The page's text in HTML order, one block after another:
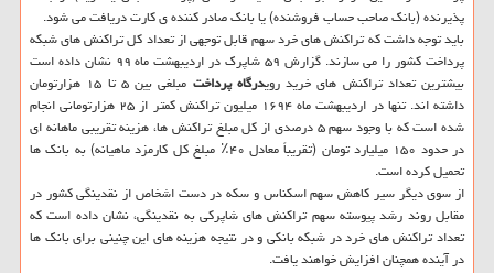
پذیرنده (بانک صاحب حساب فروشنده) یا بانک صادر کننده ی کارت دریافت می شود.
باید توجه داشت که تراکنش های خرد سهم قابل توجهی از تعداد کل تراکنش های شبکه
پرداخت کشور را می سازند. گزارش ۵۹ شاپرک در اردیبهشت ماه ۹۹ نشان داده است
بیشترین تعداد تراکنش های خرید رویدرگاه پرداخت
مبلغی بین ۵ تا ۱۵ هزارتومان
داشته اند. تنها در اردیبهشت ماه ۱۶۹۴ میلیون تراکنش کمتر از ۲۵ هزارتومانی انجام
شده است که با وجود سهم ۵ درصدی از کل مبلغ تراکنش ها، هزینه تقریبی ماهانه ای
در حدود ۱۵۰ میلیارد تومان (تقریباً معادل ۴۰٪ مبلغ کل کارمزد ماهیانه) به بانک ها
تحمیل کرده است.
از سوی دیگر سیر کاهش سهم اسکناس و سکه در دست اشخاص از نقدینگی کشور در
مقابل روند رشد پیوسته سهم تراکنش های شاپرکی به نقدینگی، نشان داده است که
تعداد تراکنش های خرد در شبکه بانکی و در نتیجه هزینه های این چنینی برای بانک ها
در آینده همچنان افزایش خواهند یافت.